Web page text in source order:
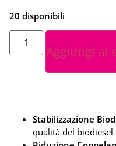
20 disponibili
Aggiungi al
Stabilizzazione
qualità del biodiesel